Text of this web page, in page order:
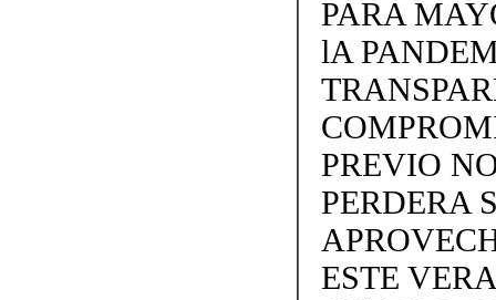
PARA
lA
PREVIO
PERDERA
ESTE